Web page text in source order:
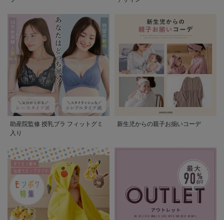
助産院監修 授乳ブラ フィットグミ
入り
新生児からの親子お揃いコーデ